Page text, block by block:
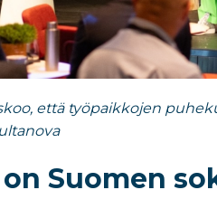
että työpaikkojen
Suomen